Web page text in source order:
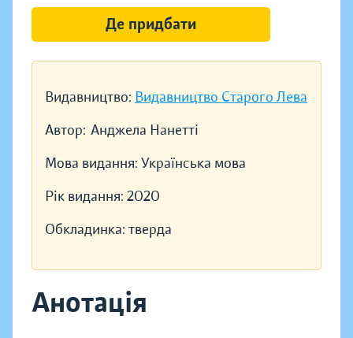
Видавництво: Видавництво Старого Лева
Автор: Анджела Нанетті
Мова видання: Українська мова
Рік видання: 2020
Обкладинка: тверда
Анотація
Де придбати